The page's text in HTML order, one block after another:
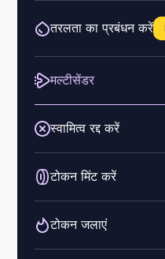
तरलता का प्रबंधन करें
मल्टीसेंडर
स्वामित्व रद्द करें
टोकन मिंट करें
टोकन जलाएं